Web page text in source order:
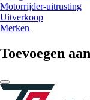
Motorrijder-uitrusting
Uitverkoop
Merken
Toevoegen